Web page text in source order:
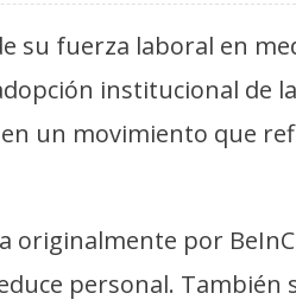
su fuerza laboral en
institucional de
un movimiento que
originalmente por
personal.